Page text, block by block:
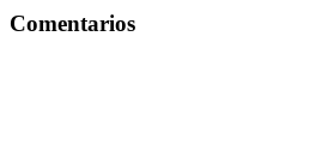
Comentarios